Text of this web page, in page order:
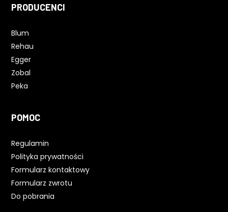
PRODUCENCI
Blum
Rehau
Egger
Zobal
Peka
POMOC
Regulamin
Polityka prywatności
Formularz kontaktowy
Formularz zwrotu
Do pobrania